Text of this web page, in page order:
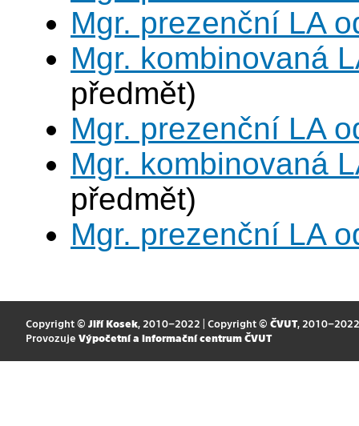
Mgr. prezenční LA
Mgr. kombinovaná
předmět)
Mgr. prezenční LA
Mgr. kombinovaná
předmět)
Mgr. prezenční LA
Copyright © Jiří Kosek, 2010–2022 | Copyright © ČVUT, 2010–2022
Provozuje Výpočetní a informační centrum ČVUT